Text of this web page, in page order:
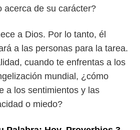
acerca de su carácter?
a Dios. Por lo tanto, él
a las personas para la tarea.
cuando te enfrentas a los
mundial, ¿cómo
a los sentimientos y las
o miedo?